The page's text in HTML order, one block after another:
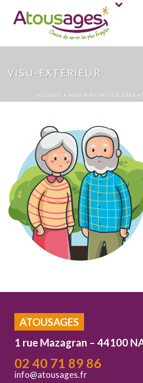
VISU-EXTERIEUR
ACCUEIL » AIDE À DOMICILE 2026 »
ATOUSAGES
1 rue Mazagran – 44100
02 40 71 89 86
info@atousages.fr